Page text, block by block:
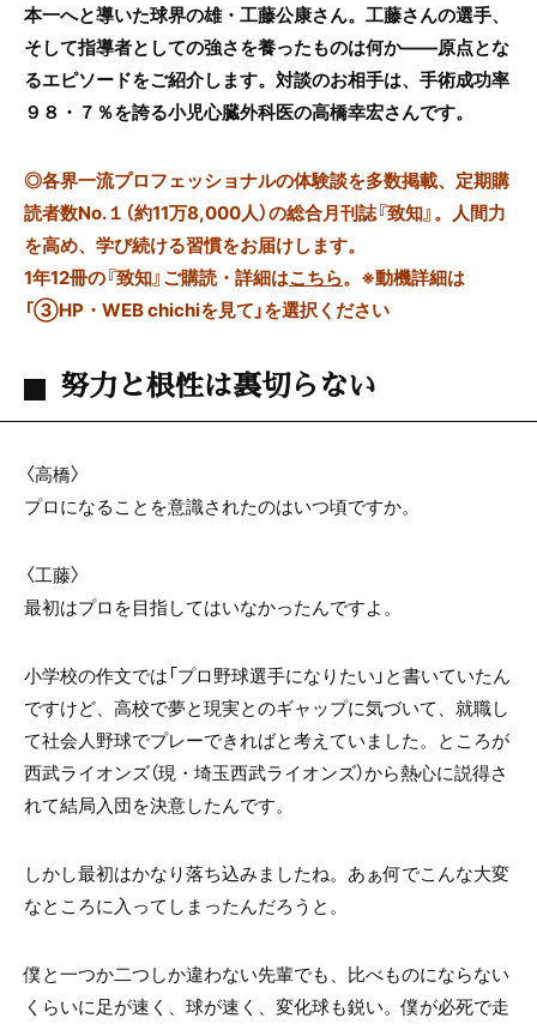
本一へと導いた球界の雄・工藤公康さん。工藤さんの選手、
そして指導者としての強さを養ったものは何か――原点とな
るエピソードをご紹介します。対談のお相手は、手術成功率
９８・７％を誇る小児心臓外科医の高橋幸宏さんです。
◎各界一流プロフェッショナルの体験談を多数掲載、定期購
読者数No.１（約11万8,000人）の総合月刊誌『致知』。人間力
を高め、学び続ける習慣をお届けします。
1年12冊の『致知』ご購読・詳細はこちら。 ※動機詳細は
「③HP・WEB chichiを見て」を選択ください
努力と根性は裏切らない
〈高橋〉
プロになることを意識されたのはいつ頃ですか。
〈工藤〉
最初はプロを目指してはいなかったんですよ。
小学校の作文では「プロ野球選手になりたい」と書いていたん
ですけど、高校で夢と現実とのギャップに気づいて、就職し
て社会人野球でプレーできればと考えていました。ところが
西武ライオンズ（現・埼玉西武ライオンズ）から熱心に説得さ
れて結局入団を決意したんです。
しかし最初はかなり落ち込みましたね。あぁ何でこんな大変
なところに入ってしまったんだろうと。
僕と一つか二つしか違わない先輩でも、比べものにならない
くらいに足が速く、球が速く、変化球も鋭い。僕が必死で走